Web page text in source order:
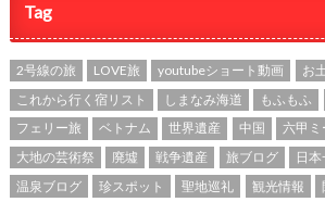
Tag
2号線の旅 LOVE旅 youtubeショート動画 お
これから行く宿リスト
しまなみ海道 もふもふ
フェリー旅
ベトナム 世界遺産 中国
六甲ミ
大地の芸術祭
廃墟 戦争遺産 旅ブログ 日
温泉ブログ
珍スポット 聖地巡礼 観光情報